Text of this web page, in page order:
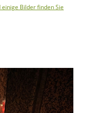
Bilder finden Sie